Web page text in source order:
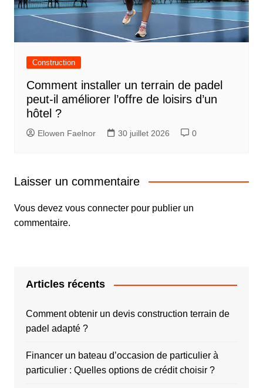
Construction
Comment installer un terrain de padel
peut-il améliorer l’offre de loisirs d’un
hôtel ?
Elowen Faelnor 30 juillet 2026 0
Laisser un commentaire
Vous devez vous connecterpour publier un
commentaire.
Articles récents
Comment obtenir un devis construction terrain de
padel adapté ?
Financer un bateau d’occasion de particulier à
particulier : Quelles options de crédit choisir ?